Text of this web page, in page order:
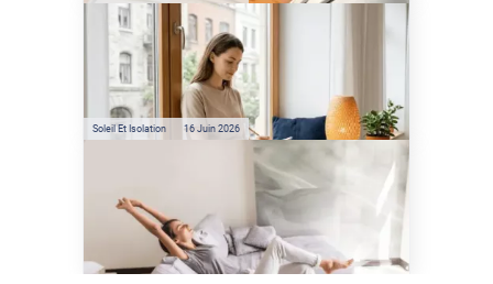
Préservez votre logement de
la chaleur : les conseils de
Jamy de C'est Pas Sorcier
Soleil Et Isolation 16 Juin 2026
Comment protéger sa
maison de la chaleur sans
climatisation ?